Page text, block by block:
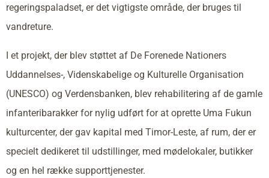
regeringspaladset, er det vigtigste område, der bruges til
vandreture.
I et projekt, der blev støttet af De Forenede Nationers
Uddannelses-, Videnskabelige og Kulturelle Organisation
(UNESCO) og Verdensbanken, blev rehabilitering af de gamle
infanteribarakker for nylig udført for at oprette Uma Fukun
kulturcenter, der gav kapital med Timor-Leste, af rum, der er
specielt dedikeret til udstillinger, med mødelokaler, butikker
og en hel række supporttjenester.